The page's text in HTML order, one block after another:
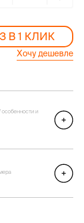
В 1 КЛИК
Хочу дешевле
особенности и